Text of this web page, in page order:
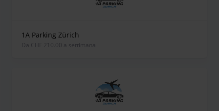
1A Parking Zürich
Da CHF 210.00 a settimana